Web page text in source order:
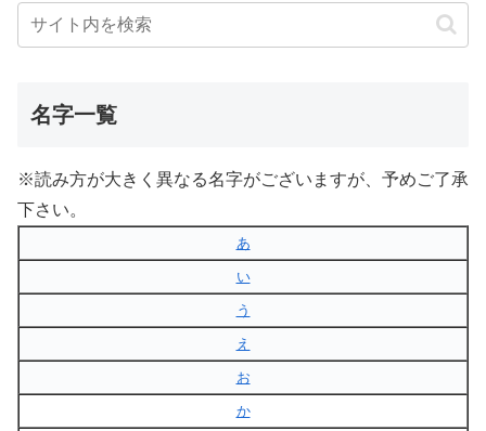
名字一覧
※読み方が大きく異なる名字がございますが、予めご了承
下さい。
あ
い
う
え
お
か